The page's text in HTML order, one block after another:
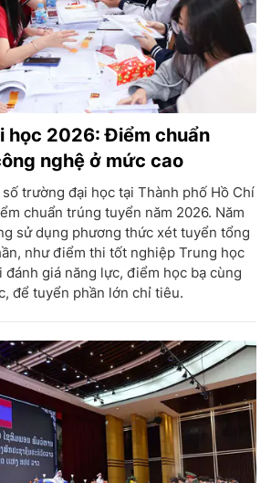
học 2026: Điểm chuẩn
nghệ ở mức cao
trường đại học tại Thành phố Hồ Chí
chuẩn trúng tuyển năm 2026. Năm
sử dụng phương thức xét tuyển tổng
như điểm thi tốt nghiệp Trung học
giá năng lực, điểm học bạ cùng
để tuyển phần lớn chỉ tiêu.